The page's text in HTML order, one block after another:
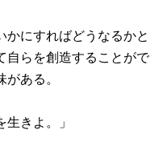
にすればどうなるかと
自らを創造することがで
ある。
きよ。」